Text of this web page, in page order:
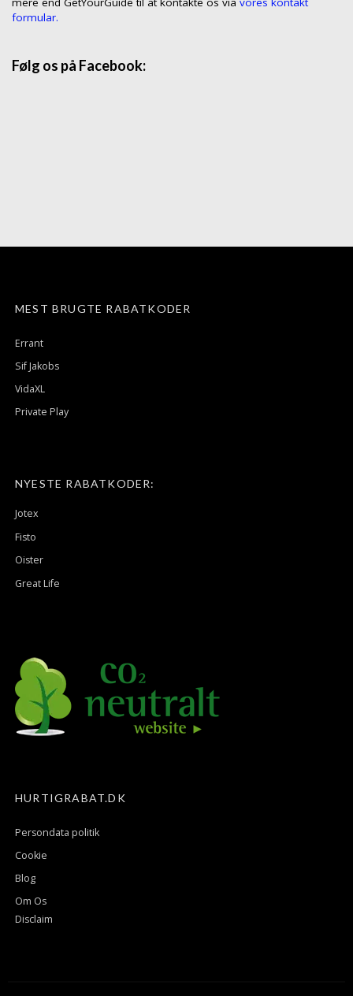
formular.
Følg os på Facebook:
MEST BRUGTE RABATKODER
Errant
Sif Jakobs
VidaXL
Private Play
NYESTE RABATKODER:
Jotex
Fisto
Oister
Great Life
HURTIGRABAT.DK
Persondata politik
Cookie
Blog
Om Os
Disclaim